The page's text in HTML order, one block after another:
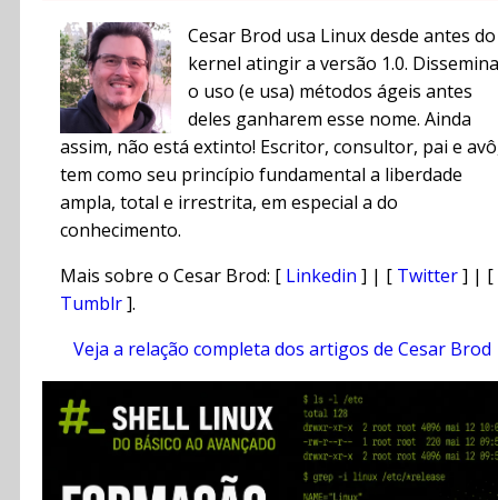
Cesar Brod usa Linux desde antes do
kernel atingir a versão 1.0. Dissemina
o uso (e usa) métodos ágeis antes
deles ganharem esse nome. Ainda
assim, não está extinto! Escritor, consultor, pai e
tem como seu princípio fundamental a liberdade
ampla, total e irrestrita, em especial a do
conhecimento.
Mais sobre o Cesar Brod: [ Linkedin ] | [ Twitter] | [
Tumblr].
Veja a relação completa dos artigos de Cesar Brod